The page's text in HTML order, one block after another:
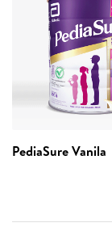
PediaSure Vanila